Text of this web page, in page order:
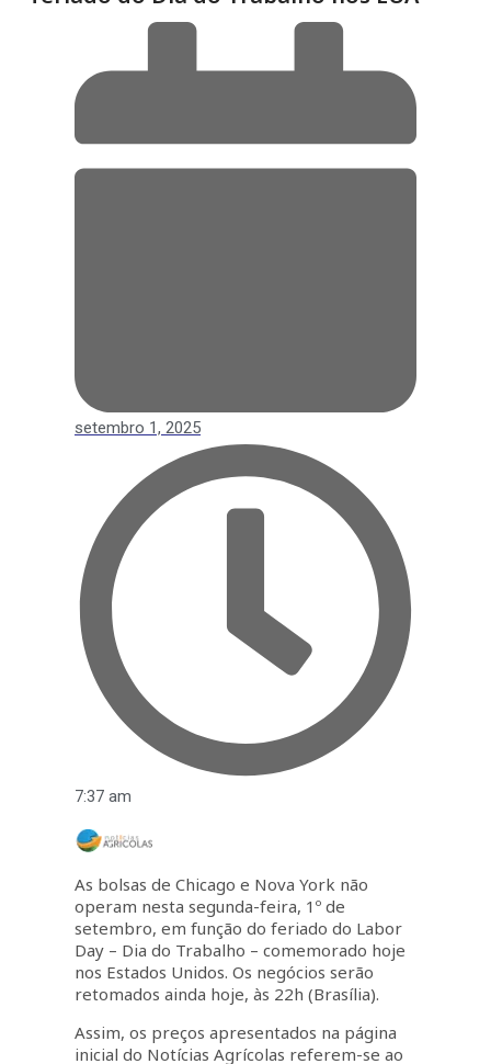
setembro 1, 2025
7:37 am
As bolsas de Chicago e Nova York não
operam nesta segunda-feira, 1º de
setembro, em função do feriado do Labor
Day – Dia do Trabalho – comemorado hoje
nos Estados Unidos. Os negócios serão
retomados ainda hoje, às 22h (Brasília).
Assim, os preços apresentados na página
inicial do Notícias Agrícolas referem-se ao